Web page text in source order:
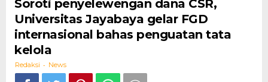
CSR,
Universitas
Jayabaya
gelar
bahas
Soroti penyelewengan dana CSR,
Universitas Jayabaya gelar FGD
internasional bahas penguatan tata
kelola
Redaksi - News